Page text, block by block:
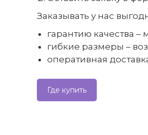
Заказывать у нас
гарантию качества –
гибкие размеры –
оперативная
Где купить